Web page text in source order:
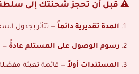
⚠️ قبل أن تحجز شحنتك إلى
المدة تقديرية دائماً — تتأثر بجدول
رسوم الوصول على المستلم عادةً —
المستندات أولاً — قائمة تعبئة